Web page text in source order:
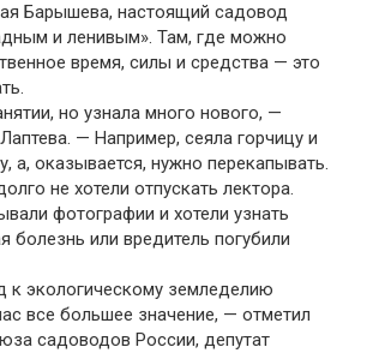
Барышева, настоящий садовод
и ленивым». Там, где можно
время, силы и средства — это
но узнала много нового, —
— Например, сеяла горчицу и
а, оказывается, нужно перекапывать.
не хотели отпускать лектора.
фотографии и хотели узнать
болезнь или вредитель погубили
к экологическому земледелию
все большее значение, — отметил
садоводов России, депутат